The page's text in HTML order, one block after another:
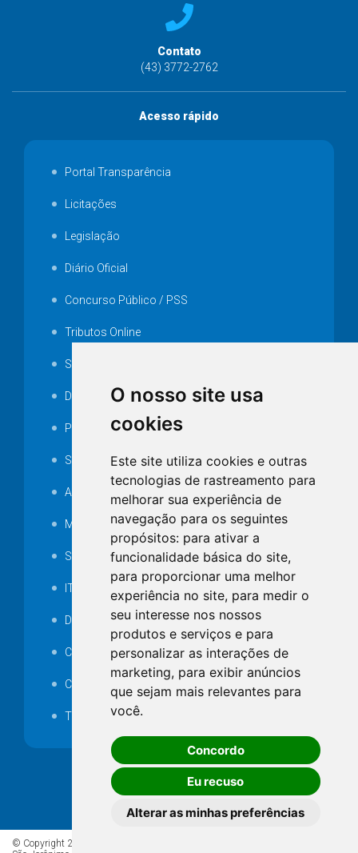
O nosso site usa
cookies
Este site utiliza cookies e outras
tecnologias de rastreamento para
melhorar sua experiência de
navegação para os seguintes
propósitos: para ativar a
funcionalidade básica do site,
para proporcionar uma melhor
experiência no site, para medir o
seu interesse nos nossos
produtos e serviços e para
personalizar as interações de
marketing, para exibir anúncios
que sejam mais relevantes para
você.
Concordo
Eu recuso
Alterar as minhas preferências
Contato
(43) 3772-2762
Acesso rápido
Portal Transparência
Licitações
Legislação
Diário Oficial
Concurso Público / PSS
Tributos Online
Serviços ISS-E
Decretos
Portarias
SAMAE
Audiência pública
MANUTENÇÃO DE ILUMINAÇÃO PÚBLICA
Serviços Técnicos TI
ITR
Desapropriações
Catalogo Eletrônico de Padronização
Consórcios Municipais
Telefones Úteis
© Copyright 2026 - Todos os direitos reservados à Prefeitura de